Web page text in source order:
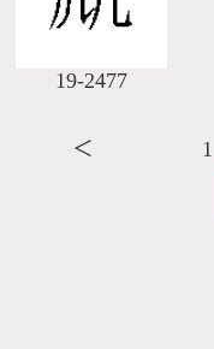
19-2477
＜ 1